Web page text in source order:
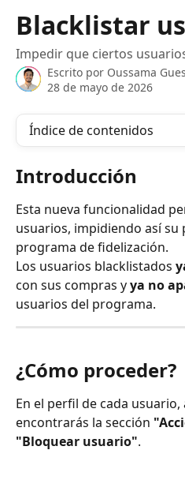
Blacklistar
Impedir que ciertos
Escrito por Oussama
28 de mayo de 2026
Índice de contenidos
Introducción
Esta nueva funcionalidad
usuarios, impidiendo así su
programa de fidelización.
Los usuarios blacklistados
con sus compras y ya no
usuarios del programa.
¿Cómo proceder?
En el perfil de cada
encontrarás la sección
"Bloquear usuario".